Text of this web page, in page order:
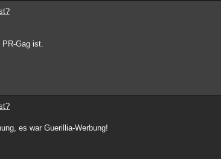
PR-Gag ist.
es war Guerillia-Werbung!